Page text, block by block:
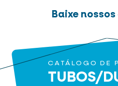
Baixe
CATÁLOGO DE
TUBOS/